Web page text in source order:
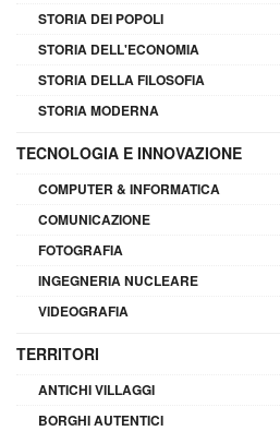
STORIA DEI POPOLI
STORIA DELL'ECONOMIA
STORIA DELLA FILOSOFIA
STORIA MODERNA
TECNOLOGIA E INNOVAZIONE
COMPUTER & INFORMATICA
COMUNICAZIONE
FOTOGRAFIA
INGEGNERIA NUCLEARE
VIDEOGRAFIA
TERRITORI
ANTICHI VILLAGGI
BORGHI AUTENTICI